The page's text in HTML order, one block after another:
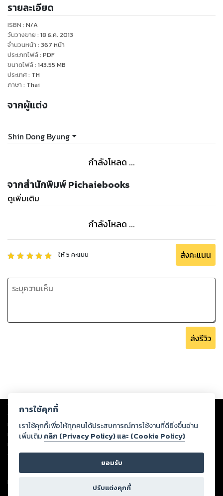
ด้วยโมดูล Slideshow,สามารถระบุพิกัดตำแหน่งที่ถ่ายภาพด้วย
โมดูล
Map GPSและสร้างแกลอรีภาพถ่ายเว็บด้วยโมดูล Web Gallery
สามารถนำไปประยุกต์ใช้สร้างสรรค์ชิ้นงานได้อย่างถูกต้อง
รายละเอียด
ISBN : N/A
วันวางขาย : 18 ธ.ค. 2013
จำนวนหน้า : 367 หน้า
ประเภทไฟล์: PDF
ขนาดไฟล์: 143.55 MB
ประเทศ: TH
ภาษา : Thai
จากผู้แต่ง
Shin Dong Byung
กำลังโหลด ...
จากสำนักพิมพ์ Pichaiebooks
ดูเพิ่มเติม
กำลังโหลด ...
ให้5 คะแนน ส่งคะแนน
ส่งรีวิว
Copyright © 2026
ต่อผลงานหรือเนื้อหาใดที่อัปโหลดผ่านเว็บไซต์และปรากฏว่าละเมิดสิทธิใน
ทรัพย์สินทางปัญญาของบุคคลอื่นหรือขัดต่อกฎหมายและศีลธรรม ดังนั้น ผู้อ่าน
ทุกท่านโปรดใช้วิจารณญาณในการกลั่นกรองด้วยตนเอง และหากท่านพบว่าส่วน
หนึ่งส่วนใดขัดต่อกฎหมายและศีลธรรม กรุณาแจ้งมายังบริษัท เพื่อทีมงานจะได้
ดำเนินการในทันที ทั้งนี้ ทางสตอรี่ล็อกขอสงวนลิขสิทธิ์ตามพระราชบัญญัติ
ลิขสิทธิ์ พ.ศ. 2537 (ฉบับล่าสุด)
For support: member@ookbee.com
Version
การใช้คุกกี้
เราใช้คุกกี้เพื่อให้ทุกคนได้ประสบการณ์การใช้งานที่ดียิ่งขึ้นอ่าน
เพิ่มเติม คลิก (Privacy Policy) และ (Cookie Policy)
ยอมรับ
ปรับแต่งคุกกี้